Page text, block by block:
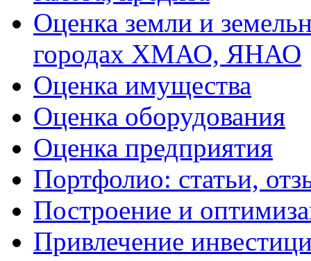
Оценка земли и
городах ХМАО, ЯНАО
Оценка имущества
Оценка оборудования
Оценка предприятия
Портфолио: статьи,
Построение и
Привлечение